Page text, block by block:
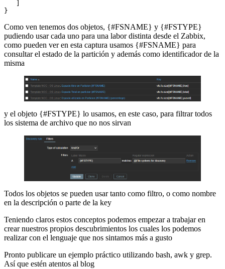
}
Como ven tenemos dos objetos, {#FSNAME} y {#FSTYPE}
pudiendo usar cada uno para una labor distinta desde el Zabbix,
como pueden ver en esta captura usamos {#FSNAME} para
consultar el estado de la partición y además como identificador de la
misma
y el objeto {#FSTYPE} lo usamos, en este caso, para filtrar todos
los sistema de archivo que no nos sirvan
Todos los objetos se pueden usar tanto como filtro, o como nombre
en la descripción o parte de la key
Teniendo claros estos conceptos podemos empezar a trabajar en
crear nuestros propios descubrimientos los cuales los podemos
realizar con el lenguaje que nos sintamos más a gusto
Pronto publicare un ejemplo práctico utilizando bash, awk y grep.
Así que estén atentos al blog